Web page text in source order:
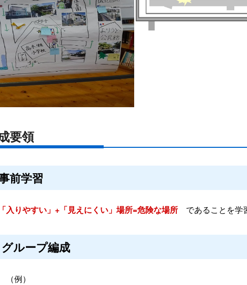
要領
前学習
「入りやすい」+「見えにくい」場所=危険な場所 であることを学
ループ編成
）